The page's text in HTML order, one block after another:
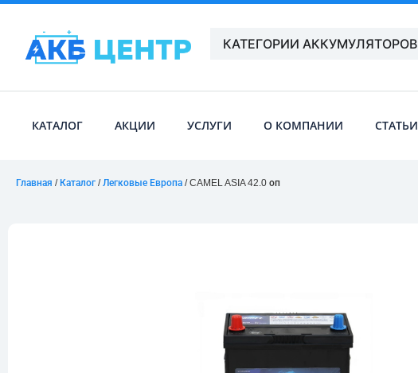
КАТЕГОРИИ АККУМУЛЯТОРОВ
КАТАЛОГ АКЦИИ УСЛУГИ О КОМПАНИИ СТАТЬИ
Главная / Каталог /Легковые Европа / CAMEL ASIA 42.0 оп